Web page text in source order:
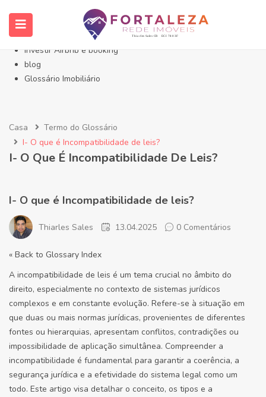
Início- Imóveis Fortaleza Eusébio
Imóveis em Fortaleza
Imóveis no Eusébio
Investir Airbnb e booking
blog
Glossário Imobiliário
Casa
Termo do Glossário
I- O que é Incompatibilidade de leis?
I- O Que É Incompatibilidade De Leis?
I- O que é Incompatibilidade de leis?
Thiarles Sales 13.04.2025 0 Comentários
« Back to Glossary Index
A incompatibilidade de leis é um tema crucial no âmbito do
direito, especialmente no contexto de sistemas jurídicos
complexos e em constante evolução. Refere-se à situação em
que duas ou mais normas jurídicas, provenientes de diferentes
fontes ou hierarquias, apresentam conflitos, contradições ou
impossibilidade de aplicação simultânea. Compreender a
incompatibilidade é fundamental para garantir a coerência, a
segurança jurídica e a efetividade do sistema legal como um
todo. Este artigo visa detalhar o conceito, os tipos e a